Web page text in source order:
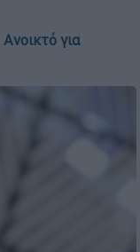
Ανοικτό για